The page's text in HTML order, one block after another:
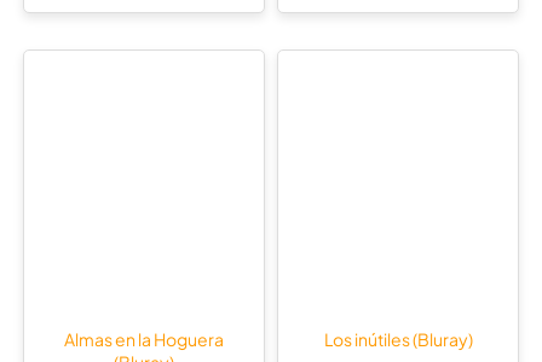
Almas en la Hoguera
Los inútiles (Bluray)